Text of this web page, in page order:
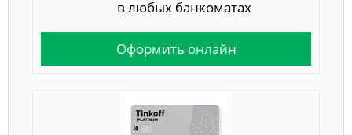
в любых банкоматах
Оформить онлайн